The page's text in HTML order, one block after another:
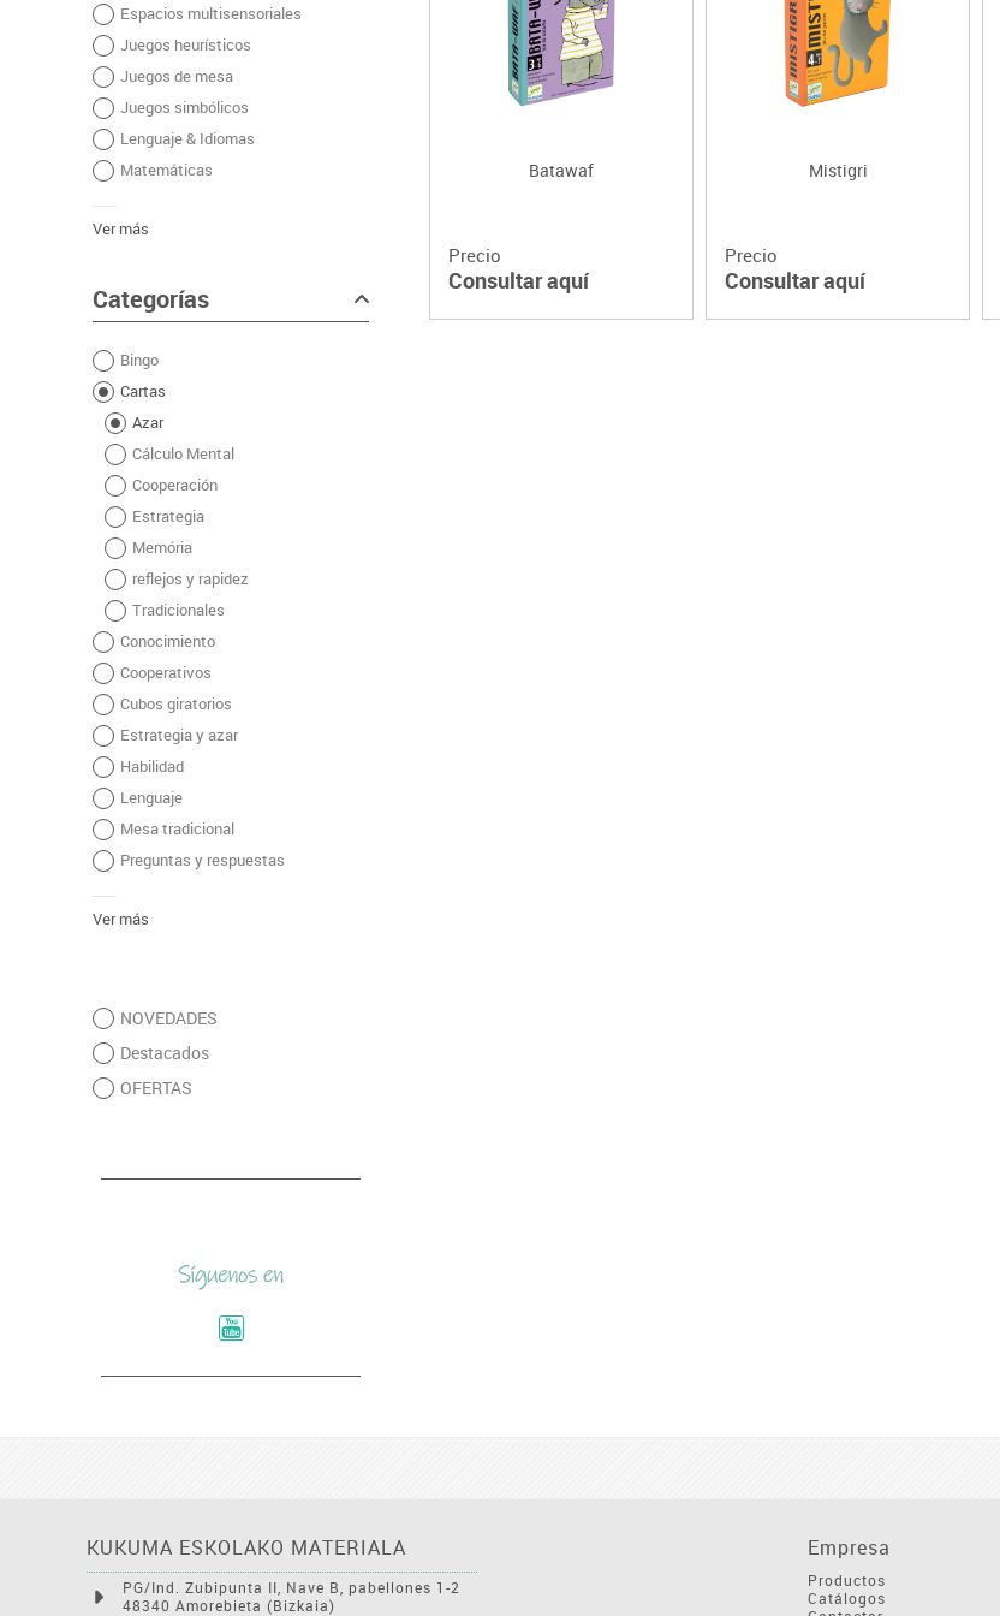
Plastifica, encuaderna, destruye
Papel y manipulados
Espacios multisensoriales
Juegos heurísticos
Juegos de mesa
Juegos simbólicos
Lenguaje & Idiomas
Matemáticas
Ver más
Categorías
Bingo
Cartas
Azar
Cálculo Mental
Cooperación
Estrategia
Memória
reflejos y rapidez
Tradicionales
Conocimiento
Cooperativos
Cubos giratorios
Estrategia y azar
Habilidad
Lenguaje
Mesa tradicional
Preguntas y respuestas
Ver más
NOVEDADES
Destacados
OFERTAS
Batawaf
Precio
Consultar aquí
Mistigri
Precio
Consultar aquí
KUKUMA ESKOLAKO MATERIALA
PG/Ind. Zubipunta II, Nave B, pabellones 1-2
48340 Amorebieta (Bizkaia)
Empresa
Productos
Catálogos